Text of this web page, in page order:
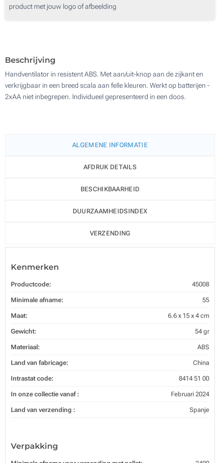
Zonder opdruk
550
product met jouw logo of afbeelding
Beschrijving
Handventilator in resistent ABS. Met aan/uit-knop aan de zijkant en
verkrijgbaar in een breed scala aan felle kleuren. Werkt op batterijen -
2xAA niet inbegrepen. Individueel gepresenteerd in een doos.
ALGEMENE INFORMATIE
AFDRUK DETAILS
BESCHIKBAARHEID
DUURZAAMHEIDSINDEX
VERZENDING
Kenmerken
Productcode: 45008
Minimale afname: 55
Maat: 6.6 x 15 x 4 cm
Gewicht: 54 gr
Materiaal: ABS
Land van fabricage: China
Intrastat code: 8414 51 00
In onze collectie vanaf : Februari 2024
Land van verzending : Spanje
Verpakking